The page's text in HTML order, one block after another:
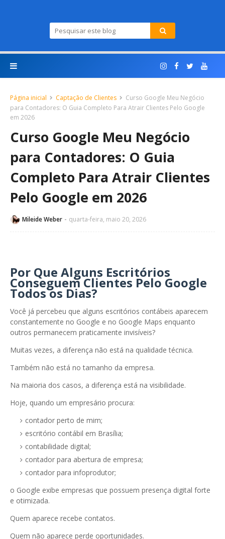
Página inicial Captação de Clientes
Curso Google Meu Negócio
para Contadores: O Guia Completo Para Atrair Clientes Pelo Google
em 2026
Curso Google Meu Negócio
para Contadores: O Guia
Completo Para Atrair Clientes
Pelo Google em 2026
Mileide Weber quarta-feira, maio 20, 2026
Por Que Alguns Escritórios
Conseguem Clientes Pelo Google
Todos os Dias?
Você já percebeu que alguns escritórios contábeis aparecem
constantemente no Google e no Google Maps enquanto
outros permanecem praticamente invisíveis?
Muitas vezes, a diferença não está na qualidade técnica.
Também não está no tamanho da empresa.
Na maioria dos casos, a diferença está na visibilidade.
Hoje, quando um empresário procura:
contador perto de mim;
escritório contábil em Brasília;
contabilidade digital;
contador para abertura de empresa;
contador para infoprodutor;
o Google exibe empresas que possuem presença digital forte
e otimizada.
Quem aparece recebe contatos.
Quem não aparece perde oportunidades.